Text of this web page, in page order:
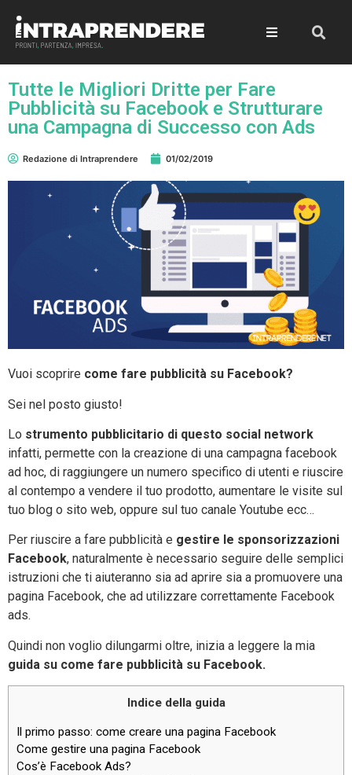
Tutte le Migliori Dritte per Fare
Pubblicità su Facebook e Strutturare
una Campagna di Successo con Ads
Redazione di Intraprendere 01/02/2019
Vuoi scoprire come fare pubblicità su Facebook?
Sei nel posto giusto!
Lo strumento pubblicitario di questo social network
infatti, permette con la creazione di una campagna facebook
ad hoc, di raggiungere un numero specifico di utenti e riuscire
al contempo a vendere il tuo prodotto, aumentare le visite sul
tuo blog o sito web, oppure sul tuo canale Youtube ecc…
Per riuscire a fare pubblicità e gestire le sponsorizzazioni
Facebook, naturalmente è necessario seguire delle semplici
istruzioni che ti aiuteranno sia ad aprire sia a promuovere una
pagina Facebook, che ad utilizzare correttamente Facebook
ads.
Quindi non voglio dilungarmi oltre, inizia a leggere la mia
guida su come fare pubblicità su Facebook.
Indice della guida
Il primo passo: come creare una pagina Facebook
Come gestire una pagina Facebook
Cos’è Facebook Ads?